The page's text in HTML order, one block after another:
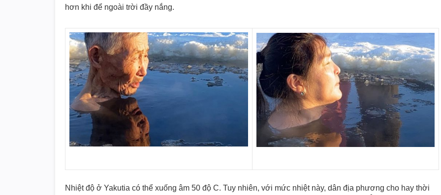
hơn khi để ngoài trời đầy nắng.
Nhiệt độ ở Yakutia có thể xuống âm 50 độ C. Tuy nhiên, với mức nhiệt này, dân địa phương cho hay thời